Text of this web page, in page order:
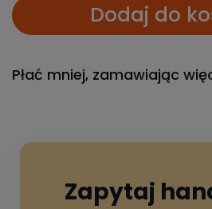
Dodaj do
Płać mniej, zamawiając
Zapytaj